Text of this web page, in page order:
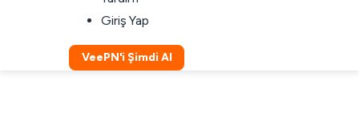
Giriş Yap
VeePN'i Şimdi Al